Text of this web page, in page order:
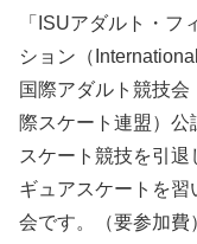
「ISUアダルト・フ
ション（
国際アダルト競技
際スケート連盟）公
スケート競技を引
ギュアスケートを
会です。（要参加費